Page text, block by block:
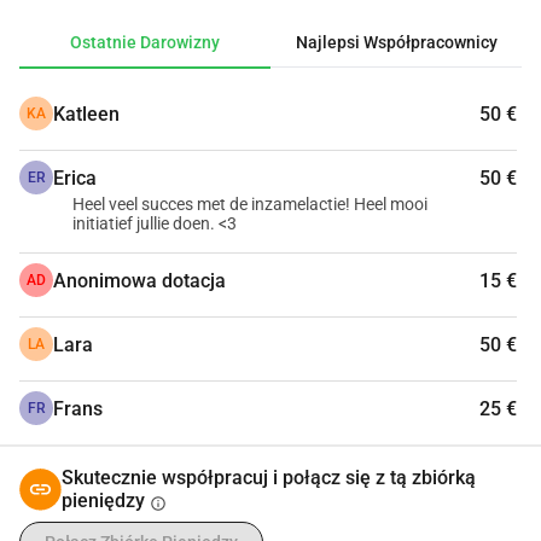
link i przekaż darowiznę. Razem sprawmy, aby ta wizja
stała się rzeczywistością i miała silny wpływ na nasze
otoczenie.
Dużo błogosławieństw, Sofa&Zo
Ostatnie Darowizny Najlepsi Współpracownicy
KA Katleen 50 €
ER Erica 50 €
Heel veel succes met de inzamelactie! Heel mooi
initiatief jullie doen. <3
AD Anonimowa dotacja 15 €
LA Lara 50 €
FR Frans 25 €
Skutecznie współpracuj i połącz się z tą zbiórką
pieniędzy info